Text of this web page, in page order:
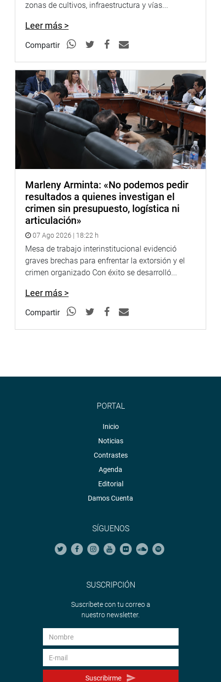
zonas de cultivos, infraestructura y vías...
Leer más >
Compartir
Marleny Arminta: «No podemos pedir
resultados a quienes investigan el
crimen sin presupuesto, logística ni
articulación»
07 Ago 2026 | 18:22 h
Mesa de trabajo interinstitucional evidenció
graves brechas para enfrentar la extorsión y el
crimen organizado Con éxito se desarrolló...
Leer más >
Compartir
PORTAL
Inicio
Noticias
Contrastes
Agenda
Editorial
Damos Cuenta
SÍGUENOS
SUSCRIPCIÓN
Suscríbete con tu correo a
nuestro newsletter.
Suscribirme